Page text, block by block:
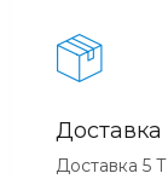
Доставка 5